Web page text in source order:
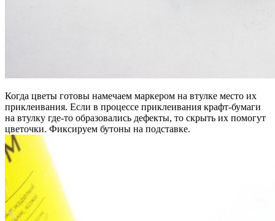
Когда цветы готовы намечаем маркером на втулке место их
приклеивания. Если в процессе приклеивания крафт-бумаги
на втулку где-то образовались дефекты, то скрыть их помогут
цветочки. Фиксируем бутоны на подставке.